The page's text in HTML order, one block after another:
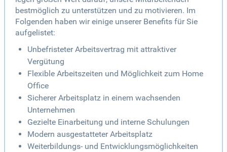
bestmöglich zu unterstützen und zu motivieren. Im
Folgenden haben wir einige unserer Benefits für Sie
aufgelistet:
Unbefristeter Arbeitsvertrag mit attraktiver
Vergütung
Flexible Arbeitszeiten und Möglichkeit zum Home
Office
Sicherer Arbeitsplatz in einem wachsenden
Unternehmen
Gezielte Einarbeitung und interne Schulungen
Modern ausgestatteter Arbeitsplatz
Weiterbildungs- und Entwicklungsmöglichkeiten